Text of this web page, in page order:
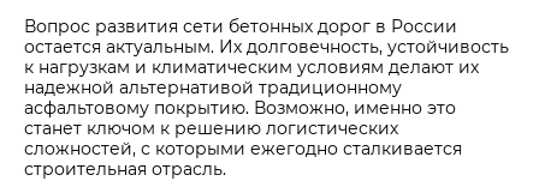
Вопрос развития сети бетонных дорог в России
остается актуальным. Их долговечность, устойчивость
к нагрузкам и климатическим условиям делают их
надежной альтернативой традиционному
асфальтовому покрытию. Возможно, именно это
станет ключом к решению логистических
сложностей, с которыми ежегодно сталкивается
строительная отрасль.